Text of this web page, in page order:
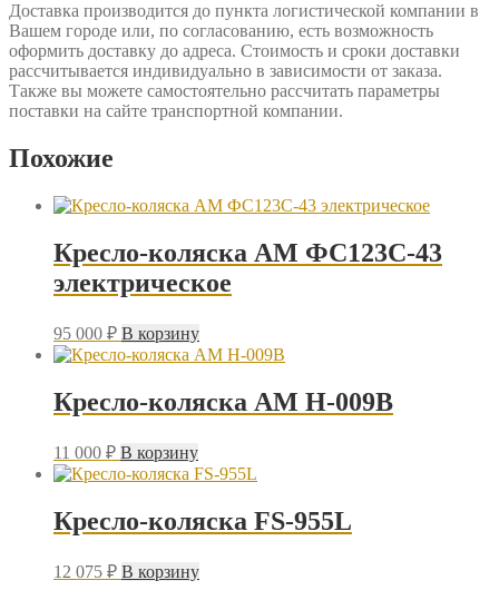
Доставка производится до пункта логистической компании в
Вашем городе или, по согласованию, есть возможность
оформить доставку до адреса. Стоимость и сроки доставки
рассчитывается индивидуально в зависимости от заказа.
Также вы можете самостоятельно рассчитать параметры
поставки на сайте транспортной компании.
Похожие
Кресло-коляска AM ФС123С-43
электрическое
95 000 ₽ В корзину
Кресло-коляска АМ Н-009В
11 000 ₽ В корзину
Кресло-коляска FS-955L
12 075 ₽ В корзину